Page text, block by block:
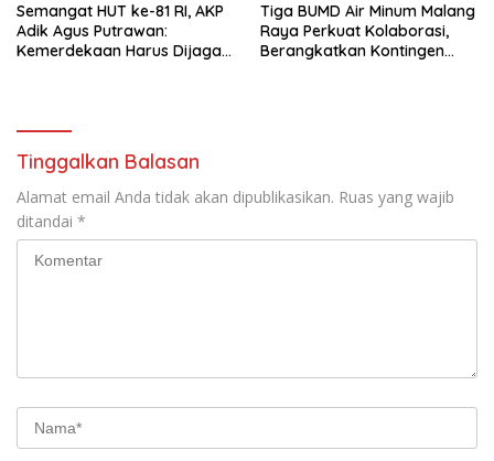
Semangat HUT ke-81 RI, AKP
Adik Agus Putrawan:
Kemerdekaan Harus Dijaga
Tiga BUMD Air Minum Malang
Raya Perkuat Kolaborasi,
Berangkatkan Kontingen
Tinggalkan Balasan
Alamat email Anda tidak akan dipublikasikan. Ruas yang wajib
ditandai *